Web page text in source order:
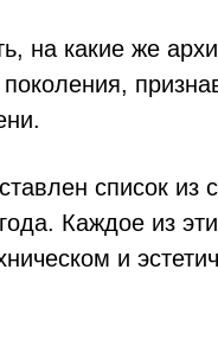
на какие же
список из
Каждое из
и